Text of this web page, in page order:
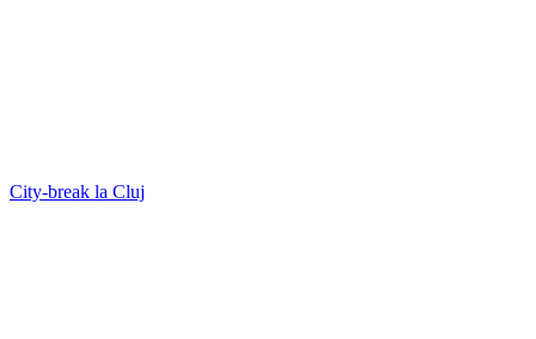
City-break la Cluj